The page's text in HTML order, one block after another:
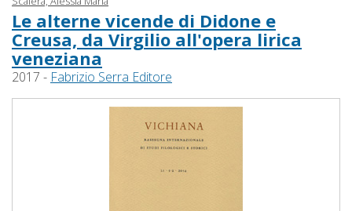
Le alterne vicende di Didone e
Creusa, da Virgilio all'opera lirica
veneziana
2017 - Fabrizio Serra Editore